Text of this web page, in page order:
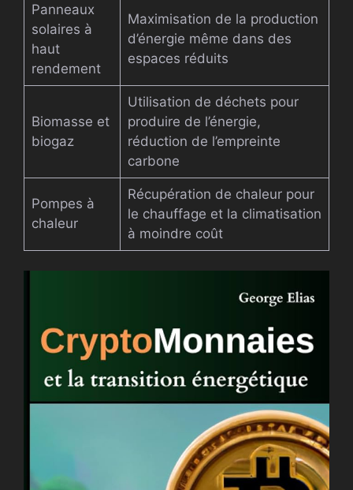
Panneaux
solaires à
haut
rendement
Maximisation de la production
d’énergie même dans des
espaces réduits
Biomasse et
biogaz
Utilisation de déchets pour
produire de l’énergie,
réduction de l’empreinte
carbone
Pompes à
chaleur
Récupération de chaleur pour
le chauffage et la climatisation
à moindre coût